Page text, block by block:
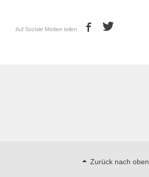
Auf Soziale Medien teilen
Zurück nach oben